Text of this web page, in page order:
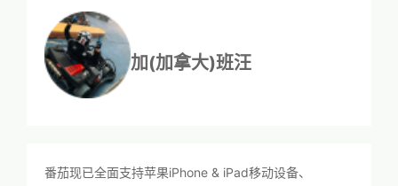
加(加拿大)班汪
番茄现已全面支持苹果iPhone & iPad移动设备、